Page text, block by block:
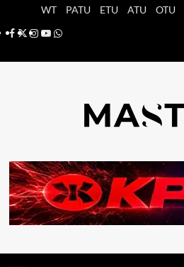
WT PATU ETU ATU OTU
Facebook
X Instagram
YouTube
Whatsapp